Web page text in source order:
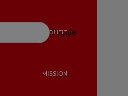
MUNDGESUNDHEIT
MISSION
Toggle